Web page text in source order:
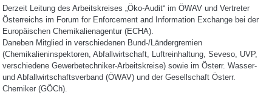
Derzeit Leitung des Arbeitskreises „Öko-Audit“ im ÖWAV und Vertreter
Österreichs im Forum for Enforcement and Information Exchange bei der
Europäischen Chemikalienagentur (ECHA).
Daneben Mitglied in verschiedenen Bund-/Ländergremien
(Chemikalieninspektoren, Abfallwirtschaft, Luftreinhaltung, Seveso, UVP,
verschiedene Gewerbetechniker-Arbeitskreise) sowie im Österr. Wasser-
und Abfallwirtschaftsverband (ÖWAV) und der Gesellschaft Österr.
Chemiker (GÖCh).